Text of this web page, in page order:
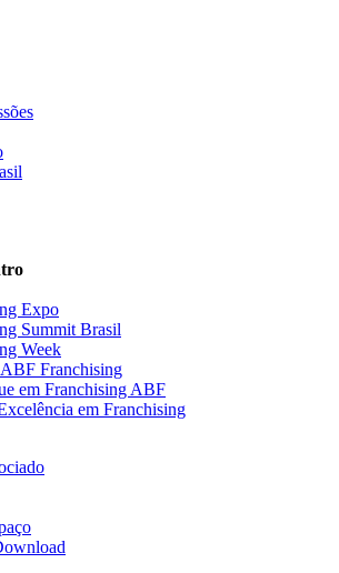
Expo
Summit Brasil
Week
Franchising
em Franchising ABF
em Franchising